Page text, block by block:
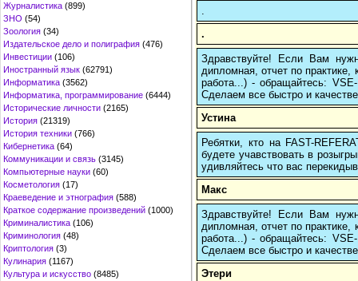
Журналистика (899)
ЗНО (54)
Зоология (34)
Издательское дело и полиграфия (476)
Инвестиции (106)
Иностранный язык (62791)
Информатика (3562)
Информатика, программирование (6444)
Исторические личности (2165)
История (21319)
История техники (766)
Кибернетика (64)
Коммуникации и связь (3145)
Компьютерные науки (60)
Косметология (17)
Краеведение и этнография (588)
Краткое содержание произведений (1000)
Криминалистика (106)
Криминология (48)
Криптология (3)
Кулинария (1167)
Культура и искусство (8485)
.
Здравствуйте! Если Вам
дипломная, отчет по
работа...) - обращайтесь:
Сделаем все быстро и
Устина
Ребятки, кто на FAST-
будете учавствовать в
удивляйтесь что вас
Макс
Здравствуйте! Если Вам
дипломная, отчет по
работа...) - обращайтесь:
Сделаем все быстро и
Этери